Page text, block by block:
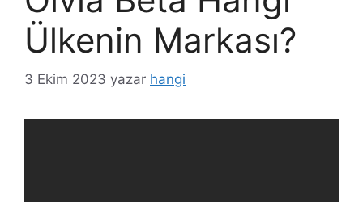
Ülkenin Markası?
3 Ekim 2023 yazar hangi